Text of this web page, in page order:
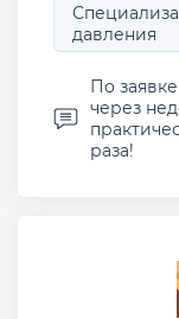
давления
По
через
раза!